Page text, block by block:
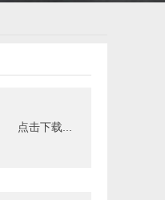
点击下载...